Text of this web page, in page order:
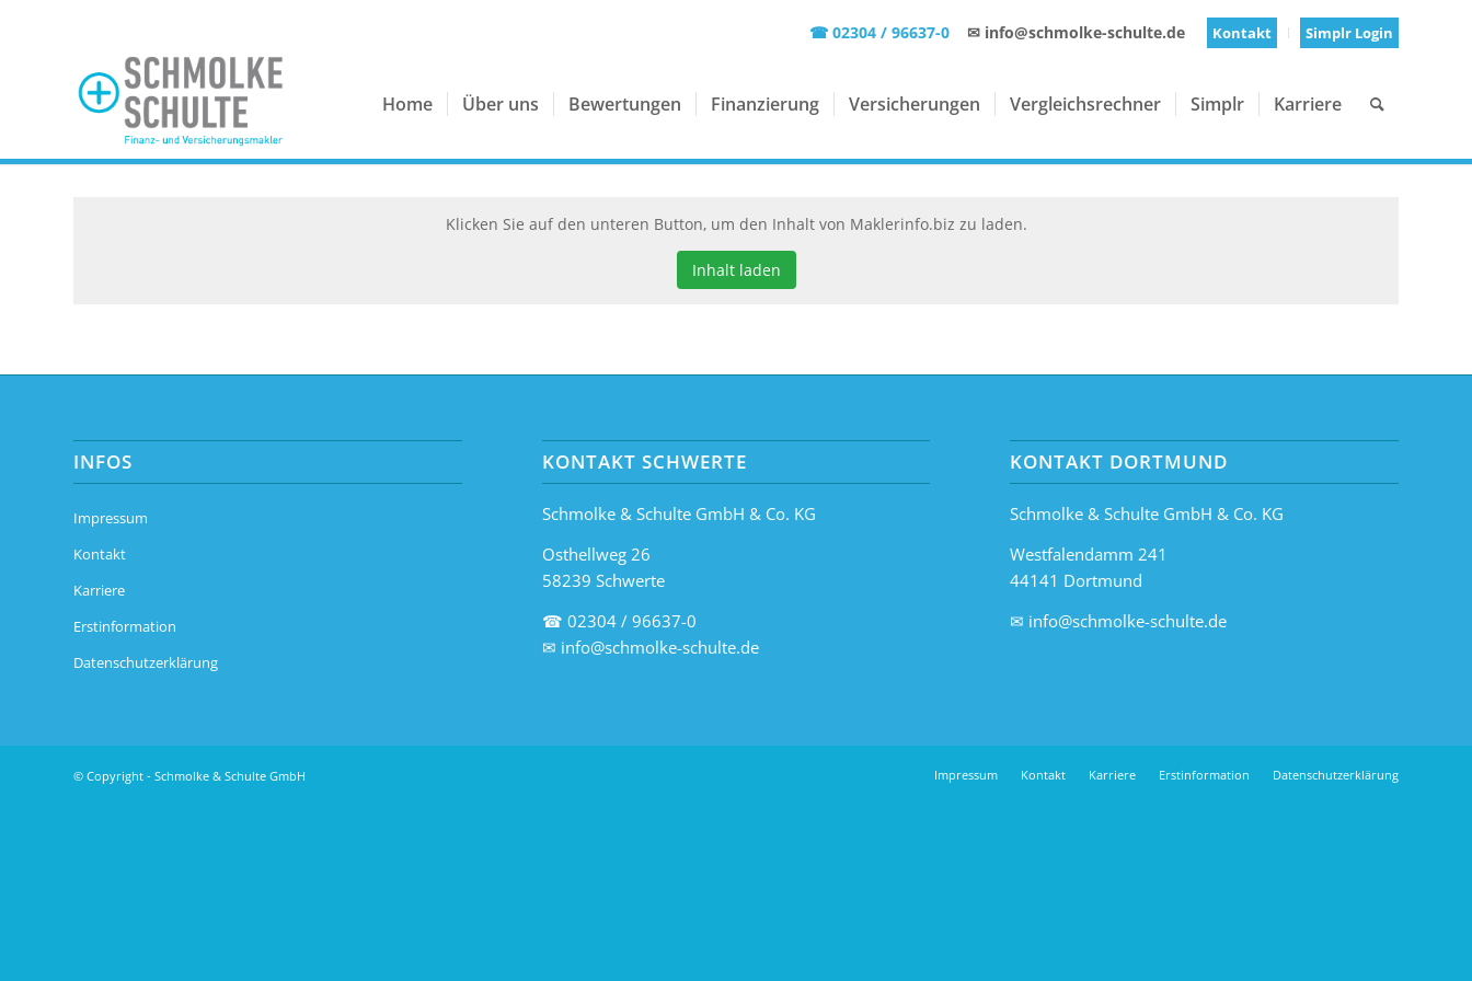
Kontakt Simplr Login
☎ 02304 / 96637-0 ✉ info@schmolke-schulte.de
Home Über uns Bewertungen Finanzierung Versicherungen Vergleichsrechner Simplr Karriere
Klicken Sie auf den unteren Button, um den Inhalt von Maklerinfo.biz zu laden.
Inhalt laden
INFOS
Impressum
Kontakt
Karriere
Erstinformation
Datenschutzerklärung
KONTAKT SCHWERTE
Schmolke & Schulte GmbH & Co. KG
Osthellweg 26
58239 Schwerte
☎ 02304 / 96637-0
✉ info@schmolke-schulte.de
KONTAKT DORTMUND
Schmolke & Schulte GmbH & Co. KG
Westfalendamm 241
44141 Dortmund
✉ info@schmolke-schulte.de
© Copyright - Schmolke & Schulte GmbH Impressum Kontakt Karriere Erstinformation Datenschutzerklärung